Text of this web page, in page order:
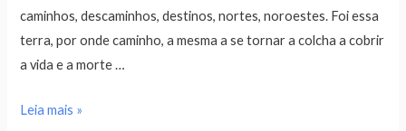
caminhos, descaminhos, destinos, nortes, noroestes. Foi essa
terra, por onde caminho, a mesma a se tornar a colcha a cobrir
a vida e a morte …
Leia mais »